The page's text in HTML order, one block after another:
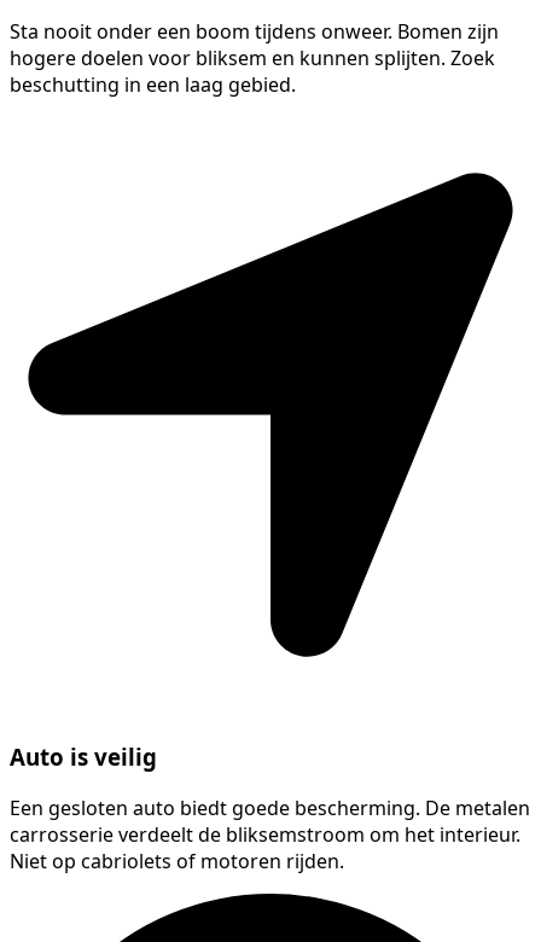
Sta nooit onder een boom tijdens onweer. Bomen zijn
hogere doelen voor bliksem en kunnen splijten. Zoek
beschutting in een laag gebied.
Auto is veilig
Een gesloten auto biedt goede bescherming. De metalen
carrosserie verdeelt de bliksemstroom om het interieur.
Niet op cabriolets of motoren rijden.